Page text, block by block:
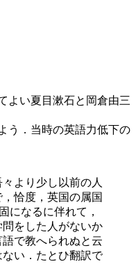
よい夏目漱石と岡倉由三
う．当時の英語力低下の
より少し以前の人
恰度，英国の属国
になるに伴れて，
をした人がないか
で教へられぬと云
い．たとひ翻訳で